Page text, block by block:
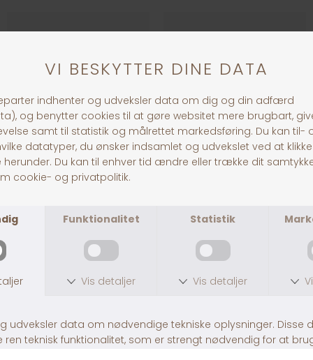
Jolly Paw Snackbold
Dogman Plys Kanin 18 cm, Blå